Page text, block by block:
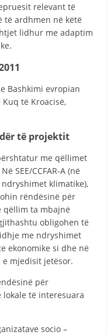
relevant të
të ardhmen në këtë
lidhur me adaptim
Bashkimi evropian
të Kroacisë,
të projektit
me qëllimet
SEE/CCFAR-A (në
klimatike),
rëndësinë për
qëllim ta mbajnë
obligohen të
me ndryshimet
ekonomike si dhe në
mjedisit jetësor.
për
lokale të interesuara
socio –